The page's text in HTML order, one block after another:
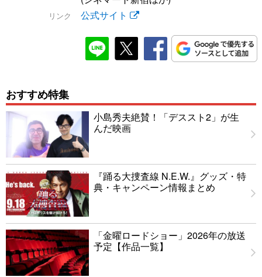
リンク 公式サイト
おすすめ特集
小島秀夫絶賛！「デススト2」が生
んだ映画
『踊る大捜査線 N.E.W.』グッズ・特
典・キャンペーン情報まとめ
「金曜ロードショー」2026年の放送
予定【作品一覧】